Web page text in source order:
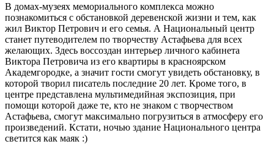
В домах-музеях мемориального комплекса можно
познакомиться с обстановкой деревенской жизни и тем, как
жил Виктор Петрович и его семья. А Национальный центр
станет путеводителем по творчеству Астафьева для всех
желающих. Здесь воссоздан интерьер личного кабинета
Виктора Петровича из его квартиры в красноярском
Академгородке, а значит гости смогут увидеть обстановку, в
которой творил писатель последние 20 лет. Кроме того, в
центре представлена мультимедийная экспозиция, при
помощи которой даже те, кто не знаком с творчеством
Астафьева, смогут максимально погрузиться в атмосферу его
произведений. Кстати, ночью здание Национального центра
светится как маяк :)